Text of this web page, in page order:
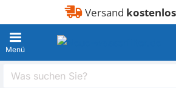
Versand kostenlos
Was